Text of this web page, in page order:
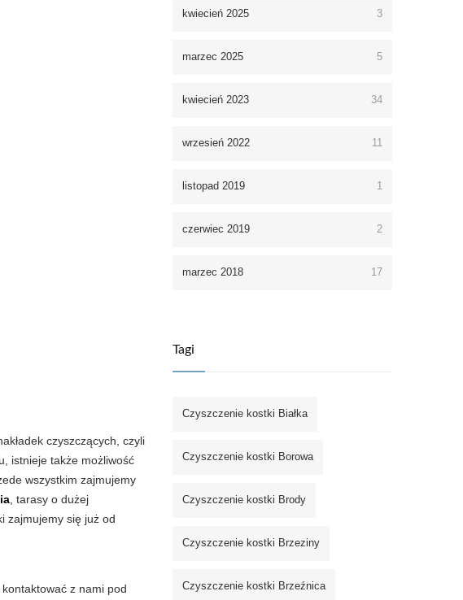
czyszczących, czyli
istnieje także możliwość
wszystkim zajmujemy
, tarasy o dużej
zajmujemy się już od
z nami pod
kwiecień 2025 3
marzec 2025 5
kwiecień 2023 34
wrzesień 2022 11
listopad 2019 1
czerwiec 2019 2
marzec 2018 17
Tagi
Czyszczenie kostki Białka
Czyszczenie kostki Borowa
Czyszczenie kostki Brody
Czyszczenie kostki Brzeziny
Czyszczenie kostki Brzeźnica